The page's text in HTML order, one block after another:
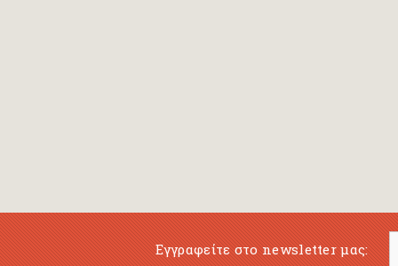
Εγγραφείτε στο newsletter μας: